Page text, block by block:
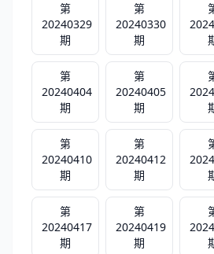
第
20240329
期
第
20240330
期
第
20240404
期
第
20240405
期
第
20240410
期
第
20240412
期
第
20240417
期
第
20240419
期